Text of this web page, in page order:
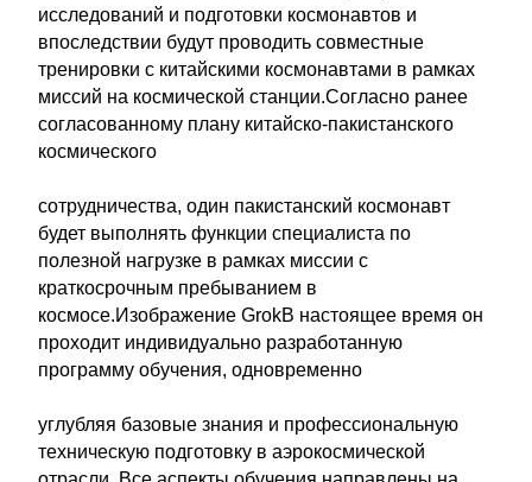
исследований и подготовки космонавтов и
впоследствии будут проводить совместные
тренировки с китайскими космонавтами в рамках
миссий на космической станции.Согласно ранее
согласованному плану китайско-пакистанского
космического
сотрудничества, один пакистанский космонавт
будет выполнять функции специалиста по
полезной нагрузке в рамках миссии с
краткосрочным пребыванием в
космосе.Изображение GrokВ настоящее время он
проходит индивидуально разработанную
программу обучения, одновременно
углубляя базовые знания и профессиональную
техническую подготовку в аэрокосмической